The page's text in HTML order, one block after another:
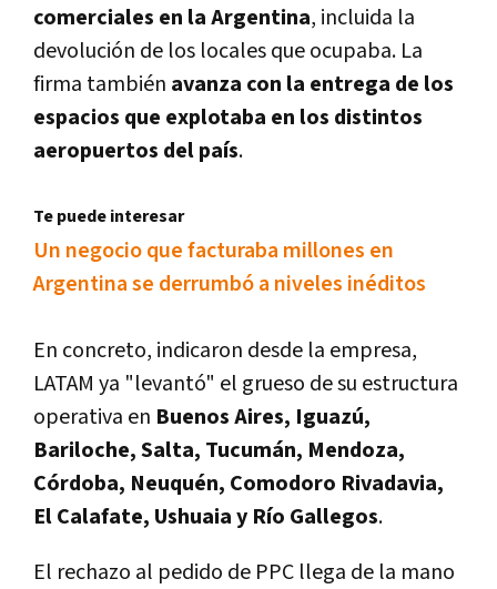
comerciales en la Argentina, incluida la
devolución de los locales que ocupaba. La
firma también avanza con la entrega de los
espacios que explotaba en los distintos
aeropuertos del país.
Te puede interesar
Un negocio que facturaba millones en
Argentina se derrumbó a niveles inéditos
En concreto, indicaron desde la empresa,
LATAM ya "levantó" el grueso de su estructura
operativa en Buenos Aires, Iguazú,
Bariloche, Salta, Tucumán, Mendoza,
Córdoba, Neuquén, Comodoro Rivadavia,
El Calafate, Ushuaia y Río Gallegos.
El rechazo al pedido de PPC llega de la mano